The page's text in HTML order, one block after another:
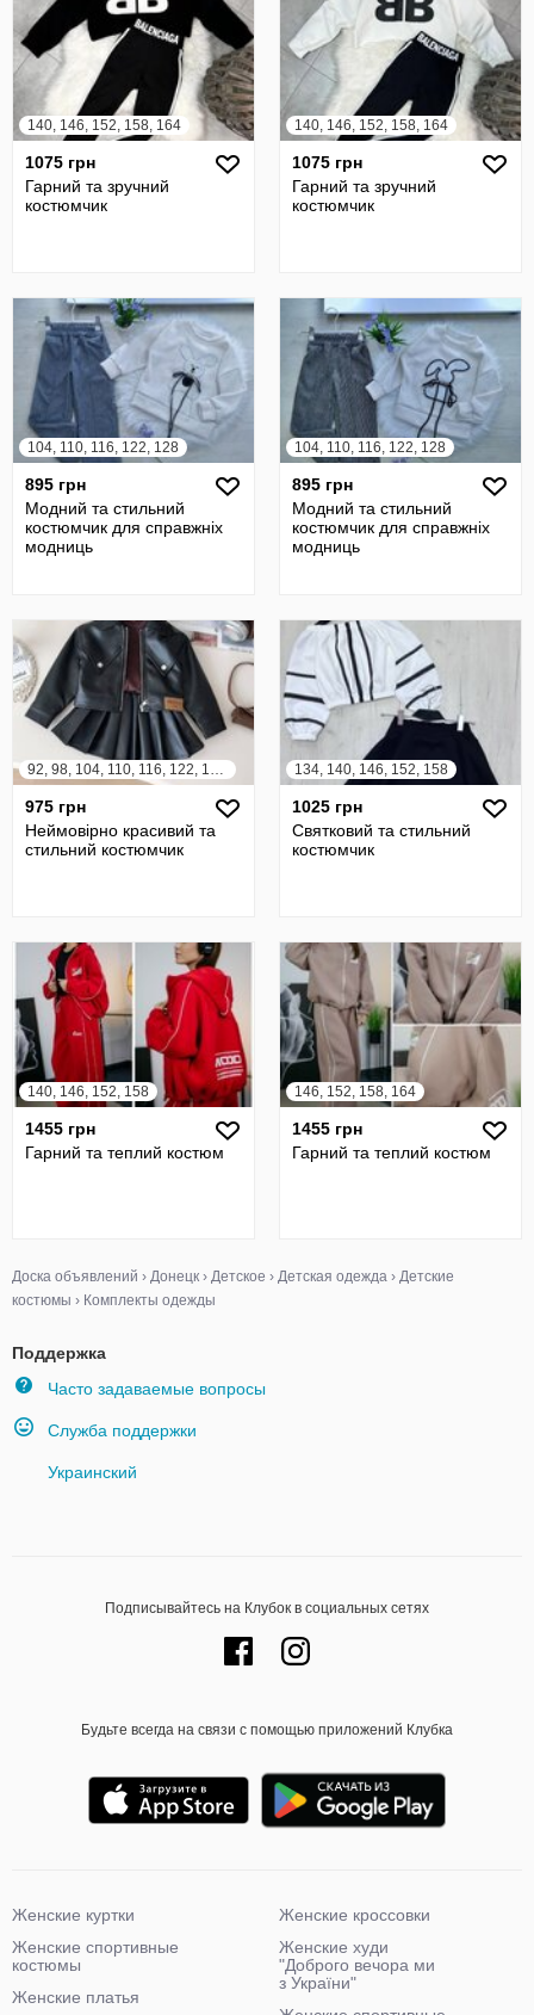
140, 146, 152, 158, 164
1075 грн
Гарний та зручний
костюмчик
140, 146, 152, 158, 164
1075 грн
Гарний та зручний
костюмчик
104, 110, 116, 122, 128
895 грн
Модний та стильний
костюмчик для справжніх
модниць
104, 110, 116, 122, 128
895 грн
Модний та стильний
костюмчик для справжніх
модниць
92, 98, 104, 110, 116, 122, 128, 134, 140
975 грн
Неймовірно красивий та
стильний костюмчик
134, 140, 146, 152, 158
1025 грн
Святковий та стильний
костюмчик
140, 146, 152, 158
1455 грн
Гарний та теплий костюм
146, 152, 158, 164
1455 грн
Гарний та теплий костюм
Доска объявлений › Донецк › Детское › Детская одежда › Детские
костюмы › Комплекты одежды
Поддержка
Часто задаваемые вопросы
Служба поддержки
Украинский
Подписывайтесь на Клубок в социальных сетях
Будьте всегда на связи с помощью приложений Клубка
Женские куртки
Женские спортивные
костюмы
Женские платья
Женские кроссовки
Женские худи
"Доброго вечора ми
з України"